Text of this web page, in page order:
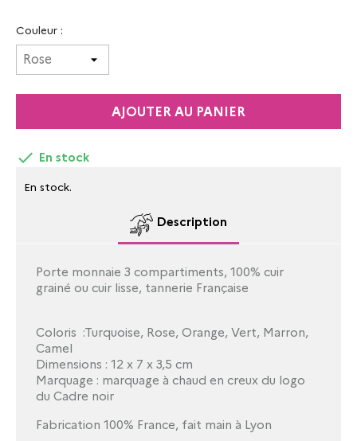
Couleur :
AJOUTER AU PANIER
 En stock
En stock.
Description
Porte monnaie 3 compartiments, 100% cuir
grainé ou cuir lisse, tannerie Française
Coloris :Turquoise, Rose, Orange, Vert, Marron,
Camel
Dimensions : 12 x 7 x 3,5 cm
Marquage : marquage à chaud en creux du logo
du Cadre noir
Fabrication 100% France, fait main à Lyon